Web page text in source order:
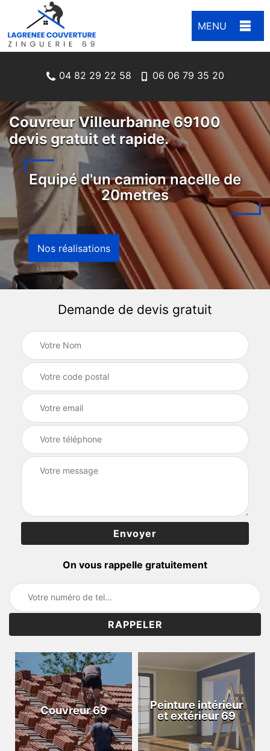
MENU
04 82 29 22 58 06 06 79 35 20
Couvreur Villeurbanne 69100
devis gratuit et rapide.
Equipé d'un camion nacelle de
20metres
Nos réalisations
Demande de devis gratuit
On vous rappelle gratuitement
Couvreur 69
Peinture intérieur
et extérieur 69